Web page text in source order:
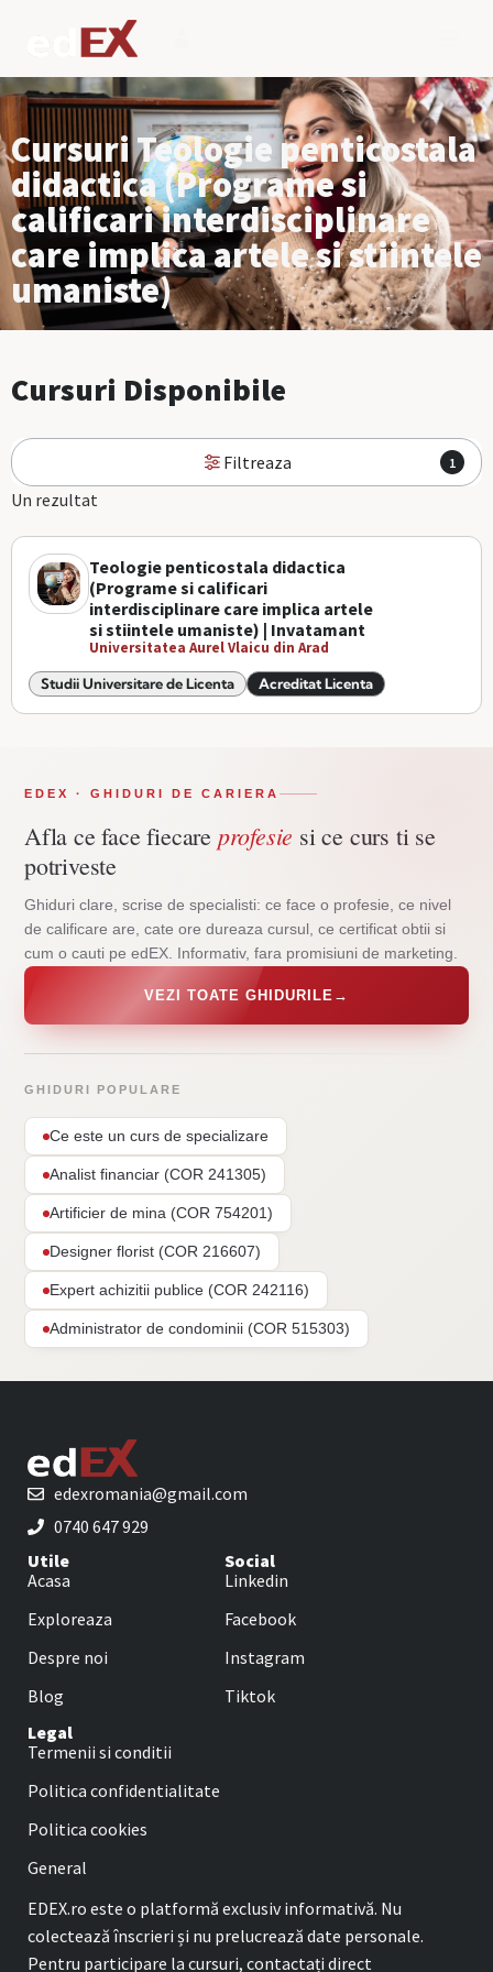
Cursuri Teologie penticostala
didactica (Programe si
calificari interdisciplinare
care implica artele si stiintele
umaniste)
Cursuri Disponibile
Filtreaza 1
Un rezultat
Teologie penticostala didactica
(Programe si calificari
interdisciplinare care implica artele
si stiintele umaniste) | Invatamant
Universitatea Aurel Vlaicu din Arad
Studii Universitare de Licenta Acreditat Licenta
EDEX · GHIDURI DE CARIERA
Afla ce face fiecare profesie si ce curs ti se
potriveste
Ghiduri clare, scrise de specialisti: ce face o profesie, ce nivel
de calificare are, cate ore dureaza cursul, ce certificat obtii si
cum o cauti pe edEX. Informativ, fara promisiuni de marketing.
VEZI TOATE GHIDURILE →
GHIDURI POPULARE
Ce este un curs de specializare
Analist financiar (COR 241305)
Artificier de mina (COR 754201)
Designer florist (COR 216607)
Expert achizitii publice (COR 242116)
Administrator de condominii (COR 515303)
edexromania@gmail.com
0740 647 929
Utile
Acasa
Exploreaza
Despre noi
Blog
Social
Linkedin
Facebook
Instagram
Tiktok
Legal
Termenii si conditii
Politica confidentialitate
Politica cookies
General
EDEX.ro este o platformă exclusiv informativă. Nu
colectează înscrieri și nu prelucrează date personale.
Pentru participare la cursuri, contactați direct